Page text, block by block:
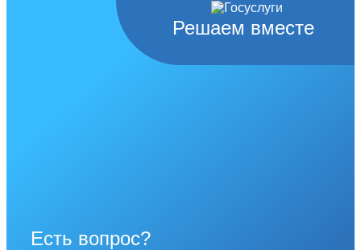
Решаем вместе
Есть вопрос?